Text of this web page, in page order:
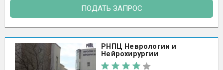
ПОДАТЬ ЗАПРОС
РНПЦ Неврологии и
Нейрохирургии